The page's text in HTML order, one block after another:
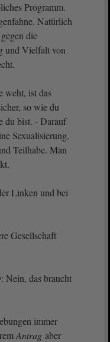
Programm.
Natürlich
die
und Vielfalt von
weht, ist das
so wie du
du bist. - Darauf
Sexualisierung,
Teilhabe. Man
Linken und bei
Gesellschaft
Nein, das braucht
immer
Antrag aber